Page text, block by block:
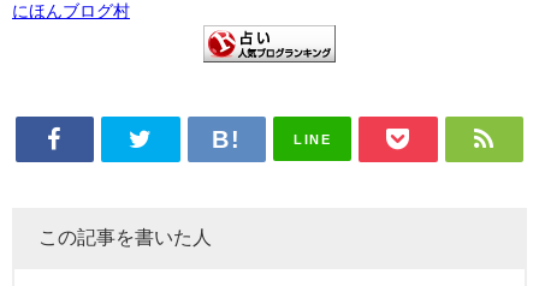
にほんブログ村
LINE
この記事を書いた人